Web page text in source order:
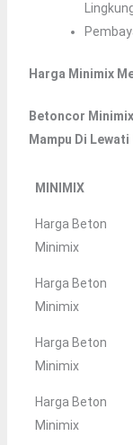
Harga Minimix
Betoncor
Mampu Di
MINIMIX
Harga Beton
Minimix
Harga Beton
Minimix
Harga Beton
Minimix
Harga Beton
Minimix